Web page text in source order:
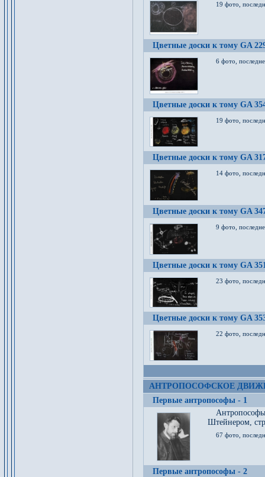
19 фото,
Цветные доски к тому GA
6 фото,
Цветные доски к тому GA
19 фото,
Цветные доски к тому GA
14 фото,
Цветные доски к тому GA
9 фото,
Цветные доски к тому GA
23 фото,
Цветные доски к тому GA
22 фото,
АНТРОПОСОФСКОЕ
Первые антропософы - 1
Штейнером,
67 фото,
Первые антропософы - 2